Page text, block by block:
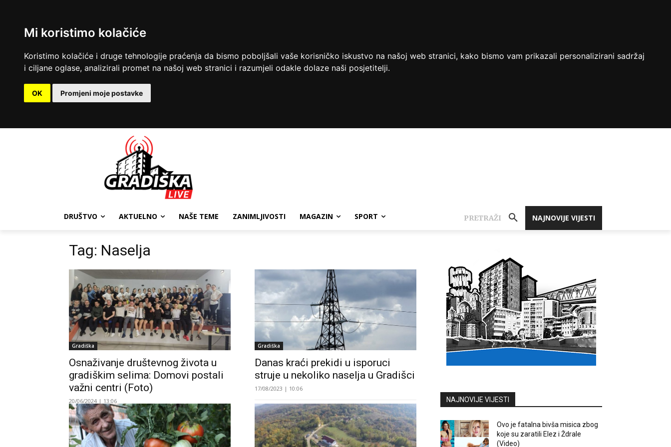
Mi koristimo kolačiće
Koristimo kolačiće i druge tehnologije praćenja da bismo poboljšali vaše korisničko iskustvo na našoj web stranici, kako bismo vam prikazali personalizirani sadržaj
i ciljane oglase, analizirali promet na našoj web stranici i razumjeli odakle dolaze naši posjetitelji.
OK Promjeni moje postavke
DRUŠTVO AKTUELNO NAŠE TEME ZANIMLJIVOSTI MAGAZIN SPORT NAJNOVIJE VIJESTI
PRETRAŽI
Tag: Naselja
Gradiška
Osnaživanje društevnog života u
gradiškim selima: Domovi postali
važni centri (Foto)
20/06/2024 | 13:06
Gradiška
Danas kraći prekidi u isporuci
struje u nekoliko naselja u Gradišci
17/08/2023 | 10:06
NAJNOVIJE VIJESTI
Ovo je fatalna bivša misica zbog
koje su zaratili Elez i Ždrale
(Video)